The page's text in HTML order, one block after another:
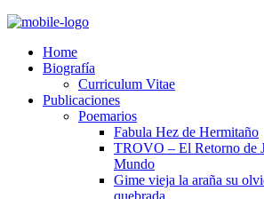
Home
Biografía
Curriculum Vitae​
Publicaciones
Poemarios
Fabula Hez de Hermitaño
TROVO – El Retorno de
Mundo
Gime vieja la araña su
quebrada